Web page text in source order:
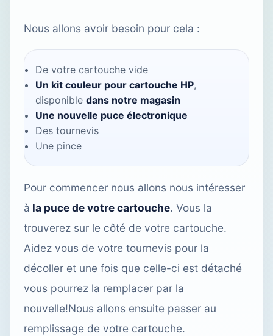
Nous allons avoir besoin pour cela :
De votre cartouche vide
Un kit couleur pour cartouche HP,
disponible dans notre magasin
Une nouvelle puce électronique
Des tournevis
Une pince
Pour commencer nous allons nous intéresser
à la puce de votre cartouche. Vous la
trouverez sur le côté de votre cartouche.
Aidez vous de votre tournevis pour la
décoller et une fois que celle-ci est détaché
vous pourrez la remplacer par la
nouvelle!Nous allons ensuite passer au
remplissage de votre cartouche.